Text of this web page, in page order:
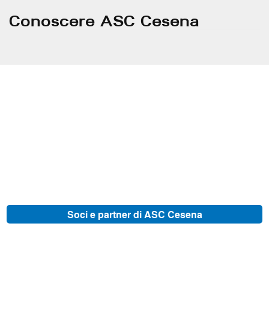
Conoscere ASC Cesena
Soci e partner di ASC Cesena